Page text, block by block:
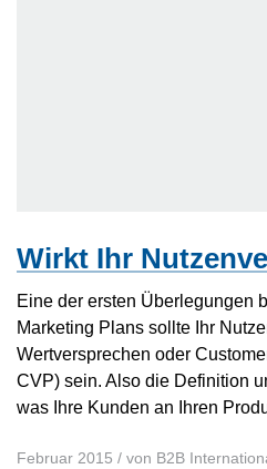
Wirkt Ihr
Eine der ersten Überlegungen
Marketing Plans sollte Ihr
Wertversprechen oder
CVP) sein. Also die Definition
was Ihre Kunden an Ihren
Februar 2015 / von B2B